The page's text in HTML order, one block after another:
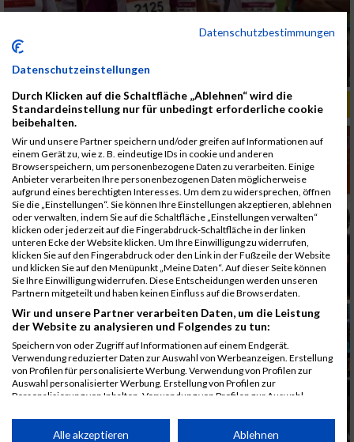
ALBUM B2RUN MÜNCHEN, B2RUN / 16.07.2019
Datenschutzbestimmungen
Datenschutzeinstellungen
Durch Klicken auf die Schaltfläche „Ablehnen“ wird die
Standardeinstellung nur für unbedingt erforderliche cookie
beibehalten.
Wir und unsere Partner speichern und/oder greifen auf Informationen auf
einem Gerät zu, wie z. B. eindeutige IDs in cookie und anderen
Browserspeichern, um personenbezogene Daten zu verarbeiten. Einige
Anbieter verarbeiten Ihre personenbezogenen Daten möglicherweise
aufgrund eines berechtigten Interesses. Um dem zu widersprechen, öffnen
Sie die „Einstellungen“. Sie können Ihre Einstellungen akzeptieren, ablehnen
oder verwalten, indem Sie auf die Schaltfläche „Einstellungen verwalten“
klicken oder jederzeit auf die Fingerabdruck-Schaltfläche in der linken
unteren Ecke der Website klicken. Um Ihre Einwilligung zu widerrufen,
klicken Sie auf den Fingerabdruck oder den Link in der Fußzeile der Website
und klicken Sie auf den Menüpunkt „Meine Daten“. Auf dieser Seite können
Sie Ihre Einwilligung widerrufen. Diese Entscheidungen werden unseren
Partnern mitgeteilt und haben keinen Einfluss auf die Browserdaten.
Wir und unsere Partner verarbeiten Daten, um die Leistung
der Website zu analysieren und Folgendes zu tun:
Speichern von oder Zugriff auf Informationen auf einem Endgerät.
Verwendung reduzierter Daten zur Auswahl von Werbeanzeigen. Erstellung
von Profilen für personalisierte Werbung. Verwendung von Profilen zur
Auswahl personalisierter Werbung. Erstellung von Profilen zur
Personalisierung von Inhalten. Verwendung von Profilen zur Auswahl
Performance von Inhalten. Analyse von Zielgruppen durch Statistiken oder
Kombinationen von Daten aus verschiedenen Quellen. Entwicklung und
Alle akzeptieren Ablehnen